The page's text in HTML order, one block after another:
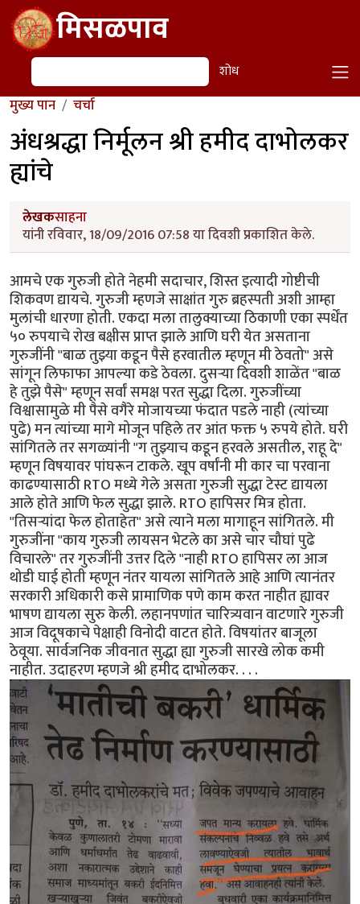
Skip to main contentमिसळपाव
शोध शोध
मुख्य पान चर्चा
अंधश्रद्धा निर्मूलन श्री हमीद दाभोलकर
ह्यांचे
लेखकसाहना
यांनी रविवार, 18/09/2016 07:58 या दिवशी प्रकाशित केले.
आमचे एक गुरुजी होते नेहमी सदाचार, शिस्त इत्यादी गोष्टीची
शिकवण द्यायचे. गुरुजी म्हणजे साक्षांत गुरु ब्रहस्पती अशी आम्हा
मुलांची धारणा होती. एकदा मला तालुक्याच्या ठिकाणी एका स्पर्धेंत
५० रुपयाचे रोख बक्षीस प्राप्त झाले आणि घरी येत असताना
गुरुजींनी "बाळ तुझ्या कडून पैसे हरवातील म्हणून मी ठेवतो" असे
सांगून लिफाफा आपल्या कडे ठेवला. दुसऱ्या दिवशी शाळेंत "बाळ
हे तुझे पैसे" म्हणून सर्वां समक्ष परत सुद्धा दिला. गुरुजींच्या
विश्वासामुळे मी पैसे वगैरे मोजायच्या फंदात पडले नाही (त्यांच्या
पुढे) मन त्यांच्या मागे मोजून पहिले तर आंत फक्त ५ रुपये होते. घरी
सांगितले तर सगळ्यांनी "ग तुझ्याच कडून हरवले असतील, राहू दे"
म्हणून विषयावर पांघरून टाकले. खूप वर्षांनी मी कार चा परवाना
काढण्यासाठी RTO मध्ये गेले असता गुरुजी सुद्धा टेस्ट द्यायला
आले होते आणि फेल सुद्धा झाले. RTO हापिसर मित्र होता.
"तिसऱ्यांदा फेल होताहेत" असे त्याने मला मागाहून सांगितले. मी
गुरुजींना "काय गुरुजी लायसन भेटले का असे चार चौघां पुढे
विचारले" तर गुरुजींनी उत्तर दिले "नाही RTO हापिसर ला आज
थोडी घाई होती म्हणून नंतर यायला सांगितले आहे आणि त्यानंतर
सरकारी अधिकारी कसे प्रामाणिक पणे काम करत नाहीत ह्यावर
भाषण द्यायला सुरु केली. लहानपणांत चारित्र्यवान वाटणारे गुरुजी
आज विदूषकाचे पेक्षाही विनोदी वाटत होते. विषयांतर बाजूला
ठेवूया. सार्वजनिक जीवनात सुद्धा ह्या गुरुजी सारखे लोक कमी
नाहीत. उदाहरण म्हणजे श्री हमीद दाभोलकर. . . .